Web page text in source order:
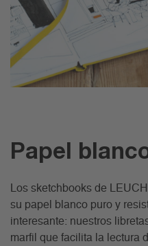
Papel
Los sketchbooks de
su papel blanco puro y
interesante: nuestros
marfil que facilita la lectura